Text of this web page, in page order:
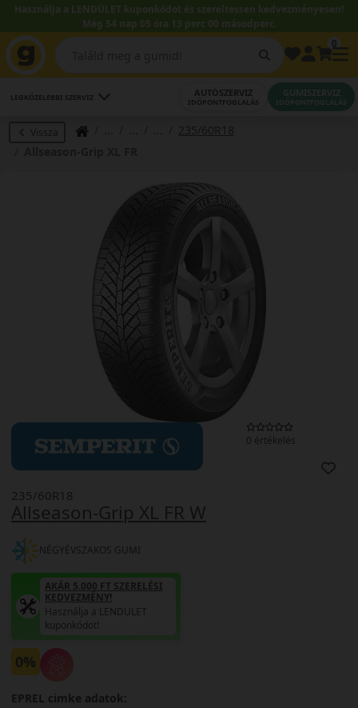
Használja a LENDÜLET kuponkódot és szereltessen kedvezményesen!
Még 54 nap 05 óra 12 perc 59 másodperc.
LEGKÖZELEBBI SZERVIZ AUTÓSZERVIZ
IDŐPONTFOGLALÁS
GUMISZERVIZ
IDŐPONTFOGLALÁS
Vissza
235/60R18
0 értékelés
Allseason-Grip XL FR W
235/60R18
NÉGYÉVSZAKOS GUMI
AKÁR 5.000 FT SZERELÉSI
KEDVEZMÉNY!
Használja a LENDÜLET
kuponkódot!
0%
EPREL cimke adatok: